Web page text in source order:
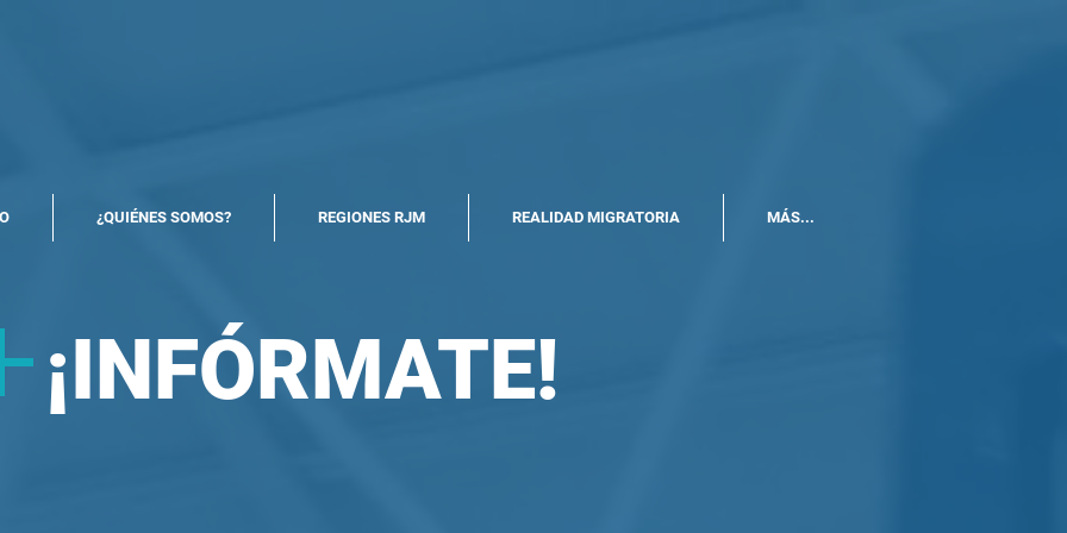
Infogram
¿QUIÉNES SOMOS? REGIONES RJM REALIDAD MIGRATORIA MÁS...
¡INFÓRMATE!